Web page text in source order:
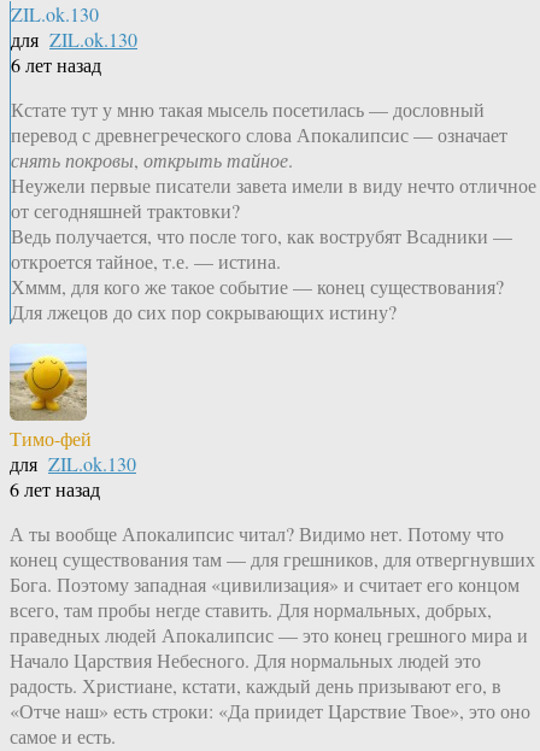
ZIL.ok.130
для ZIL.ok.130
6 лет назад
Кстате тут у мню такая мысель посетилась — дословный
перевод с древнегреческого слова Апокалипсис — означает
снять покровы, открыть тайное.
Неужели первые писатели завета имели в виду нечто отличное
от сегодняшней трактовки?
Ведь получается, что после того, как вострубят Всадники —
откроется тайное, т.е. — истина.
Хммм, для кого же такое событие — конец существования?
Для лжецов до сих пор сокрывающих истину?
Тимо-фей
для ZIL.ok.130
6 лет назад
А ты вообще Апокалипсис читал? Видимо нет. Потому что
конец существования там — для грешников, для отвергнувших
Бога. Поэтому западная «цивилизация» и считает его концом
всего, там пробы негде ставить. Для нормальных, добрых,
праведных людей Апокалипсис — это конец грешного мира и
Начало Царствия Небесного. Для нормальных людей это
радость. Христиане, кстати, каждый день призывают его, в
«Отче наш» есть строки: «Да приидет Царствие Твое», это оно
самое и есть.